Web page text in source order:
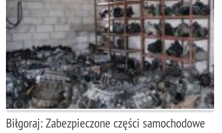
Biłgoraj: Zabezpieczone części samochodowe